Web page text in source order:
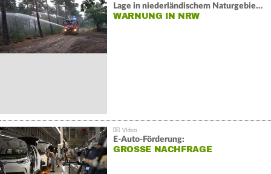
Lage in niederländischem Naturgebiet stabil
WARNUNG IN NRW
E-Auto-Förderung:
GROSSE NACHFRAGE